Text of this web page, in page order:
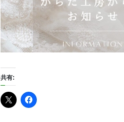
共有: